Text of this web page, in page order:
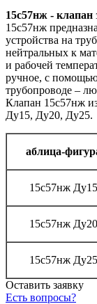
15с57нж - клапан
15с57нж
устройства на
нейтральных к
и рабочей
ручное, с
трубопроводе –
Клапан 15с57нж
Ду15, Ду20, Ду25.
аблица-
15с57нж Ду15
15с57нж Ду20
15с57нж Ду25
Оставить заявку
Есть вопросы?